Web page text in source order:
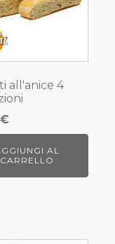
all'anice 4
€
AL
CARRELLO